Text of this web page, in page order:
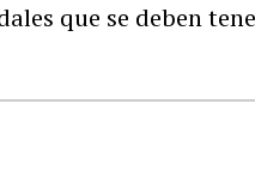
que se deben